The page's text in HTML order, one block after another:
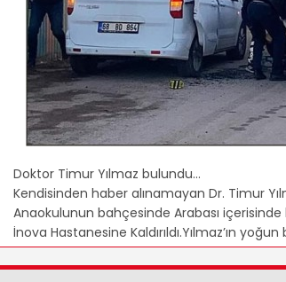
Doktor Timur Yılmaz bulundu…
Kendisinden haber alınamayan Dr. Timur
Anaokulunun bahçesinde Arabası
İnova Hastanesine Kaldırıldı.Yılmaz’ın